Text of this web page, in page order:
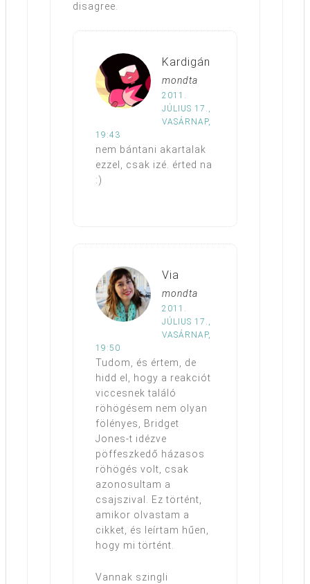
disagree.
Kardigán
mondta
2011.
JÚLIUS 17.,
VASÁRNAP,
19:43
nem bántani akartalak
ezzel, csak izé. érted na
:)
Via
mondta
2011.
JÚLIUS 17.,
VASÁRNAP,
19:50
Tudom, és értem, de
hidd el, hogy a reakciót
viccesnek találó
röhögésem nem olyan
fölényes, Bridget
Jones-t idézve
pöffeszkedő házasos
röhögés volt, csak
azonosultam a
csajszival. Ez történt,
amikor olvastam a
cikket, és leírtam hűen,
hogy mi történt.
Vannak szingli